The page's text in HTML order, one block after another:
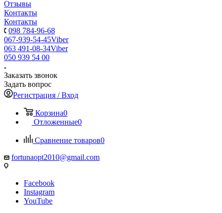
Отзывы
Контакты
Контакты
098 784-96-68
067-939-54-45Viber
063 491-08-34Viber
050 939 54 00
Заказать звонок
Задать вопрос
Регистрация / Вход
Корзина0
Отложенные0
Сравнение товаров0
fortunaopt2010@gmail.com
Facebook
Instagram
YouTube